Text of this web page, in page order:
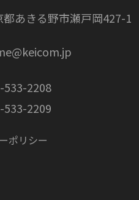
都あきる野市瀬戸岡427-1
533-2208
533-2209
ポリシー